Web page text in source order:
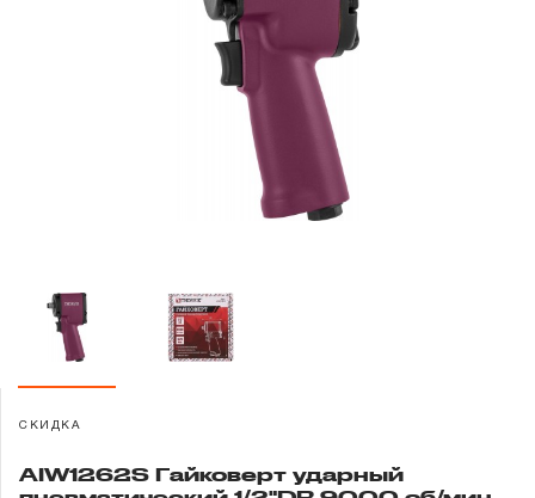
Уцененный товар
Гарантия и сервис
Доставка и оплата
Контакты
Забыли пароль?
СКИДКА
AIW1262S Гайковерт ударный